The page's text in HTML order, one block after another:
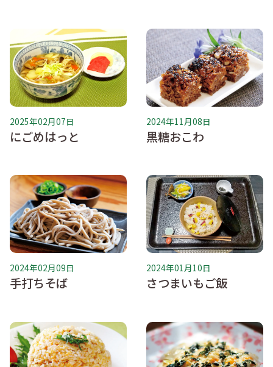
2025年02月07日
にごめはっと
2024年11月08日
黒糖おこわ
2024年02月09日
手打ちそば
2024年01月10日
さつまいもご飯